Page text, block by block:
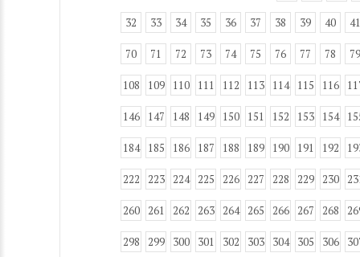
32 33 34 35 36 37 38 39 40 41
70 71 72 73 74 75 76 77 78 79
108 109 110 111 112 113 114 115 116
146 147 148 149 150 151 152 153 154
184 185 186 187 188 189 190 191 192
222 223 224 225 226 227 228 229 230
260 261 262 263 264 265 266 267 268
298 299 300 301 302 303 304 305 306